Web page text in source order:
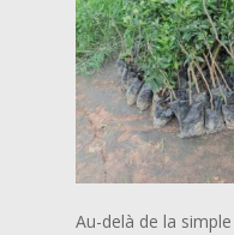
Au-delà de la